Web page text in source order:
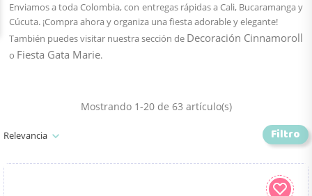
Enviamos a toda Colombia, con entregas rápidas a Cali, Bucaramanga y
Cúcuta. ¡Compra ahora y organiza una fiesta adorable y elegante!
También puedes visitar nuestra sección de Decoración Cinnamoroll
o Fiesta Gata Marie.
Relevancia Filtro
Mostrando 1-20 de 63 artículo(s)